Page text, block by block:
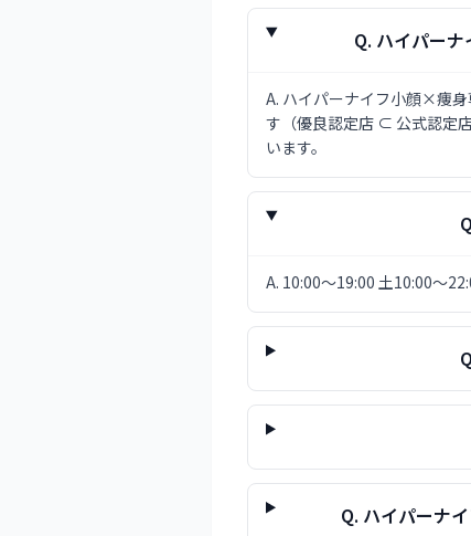
Q. ハイパー
A. ハイパーナイフ小顔×痩身
す（優良認定店 ⊂ 公式認定
います。
A. 10:00〜19:00 土10:00〜
Q. ハイパーナ